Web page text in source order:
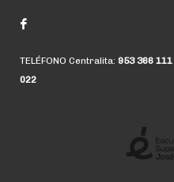
TELÉFONO Centralita: 953 366 111
022